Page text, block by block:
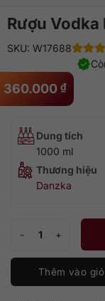
Rượu
360.000 ₫
SKU: W17688
Dung tích
1000 ml
Thương hiệu
Danzka
Rượu Vodka Danzka
Thêm vào